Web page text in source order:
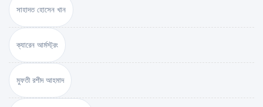
সাহাদত হোসেন খান
ক্যারেন আর্মস্ট্রং
মুফতী রশীদ আহমাদ